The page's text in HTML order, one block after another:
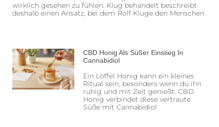
wirklich gesehen zu fühlen. Klug behandelt beschreibt
deshalb einen Ansatz, bei dem Rolf Kluge den Menschen
CBD Honig Als Süßer Einstieg In
Cannabidiol
Ein Löffel Honig kann ein kleines
Ritual sein, besonders wenn du ihn
ruhig und mit Zeit genießt. CBD
Honig verbindet diese vertraute
Süße mit Cannabidiol